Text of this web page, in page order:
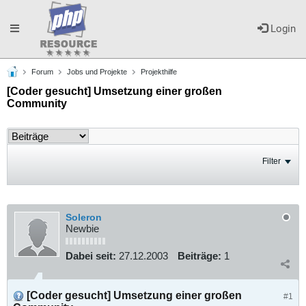
Login
Toggle
navigation
Forum Jobs und Projekte Projekthilfe
[Coder gesucht] Umsetzung einer großen
Community
Filter
Soleron
Newbie
Dabei seit: 27.12.2003 Beiträge: 1
#1
[Coder gesucht] Umsetzung einer großen